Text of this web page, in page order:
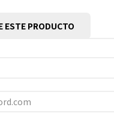
ESTE PRODUCTO